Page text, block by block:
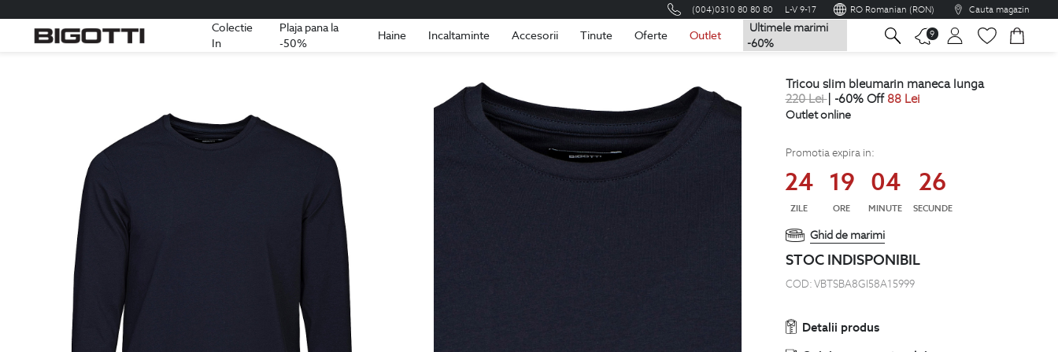
(004)0310 80 80 80 L-V 9-17 RO Romanian (RON) Cauta magazin
Colectie
In
Plaja pana la
-50%
Haine Incaltaminte Accesorii Tinute Oferte Outlet
Ultimele marimi
-60%
9
Romania Romana
tricou slim bleumarin maneca lunga
220Lei| -60% Off 88 Lei
Outlet online
Promotia expira in:
24
ZILE
19
ORE
04
MINUTE
25
SECUNDE
Ghid de marimi
STOC INDISPONIBIL
COD:VBTSBA8GI58A15999
Detalii produs